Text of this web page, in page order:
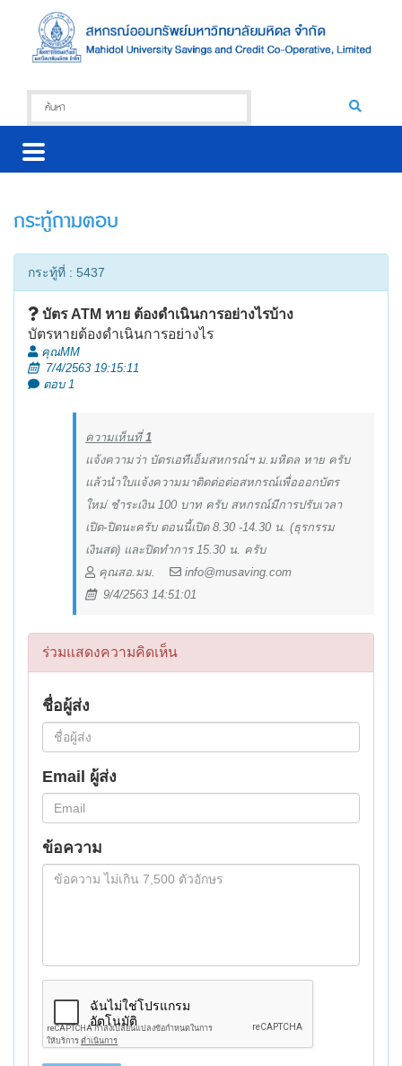
กระทู้ถามตอบ
กระทู้ที่ : 5437
บัตร ATM หาย ต้องดำเนินการอย่างไรบ้าง
บัตรหายต้องดำเนินการอย่างไร
คุณMM
7/4/2563 19:15:11
ตอบ 1
ความเห็นที่1
แจ้งความว่า บัตรเอทีเอ็มสหกรณ์ฯ ม.มหิดล หาย ครับ
แล้วนำใบแจ้งความมาติดต่อต่อสหกรณ์เพื่อออกบัตร
ใหม่ ชำระเงิน 100 บาท ครับ สหกรณ์มีการปรับเวลา
เปิด-ปิดนะครับ ตอนนี้เปิด 8.30 -14.30 น. (ธุรกรรม
เงินสด) และปิดทำการ 15.30 น. ครับ
คุณสอ.มม.
info@musaving.com
9/4/2563 14:51:01
ร่วมแสดงความคิดเห็น
ชื่อผู้ส่ง
Email ผู้ส่ง
ข้อความ